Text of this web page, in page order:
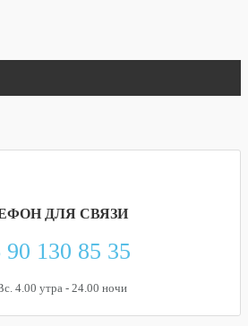
ДЛЯ СВЯЗИ
90 130 85 35
4.00 утра - 24.00 ночи